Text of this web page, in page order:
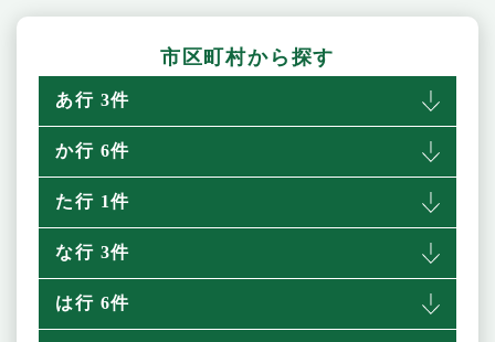
市区町村から探す
あ行 3件
か行 6件
た行 1件
な行 3件
は行 6件